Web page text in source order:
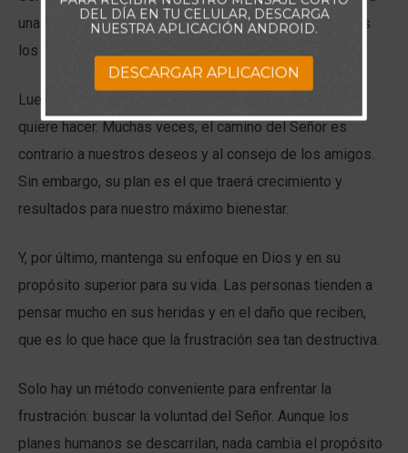
una respuesta sabia y correcta, porque Él conoce todos
los hechos.
Luego, obedezca su dirección, aunque no sea lo que
quiere hacer. Muchas veces, el camino del Señor es
contrario a nuestros deseos y al consejo de los amigos.
Sin embargo, su plan es el que traerá crecimiento y
resultados para nuestro máximo bienestar.
Y, por último, mantenga su enfoque en Dios y en su
propósito superior para su vida. Las personas tienden a
pensar mucho en sus heridas y en el daño que reciben,
que es lo que hace que la frustración sea tan destructiva.
Solo hay un método conveniente para enfrentar la
frustración: buscar la voluntad del Señor. Aunque los
planes humanos se descarrilan, nada cambia el propósito
DEL DÍA EN TU CELULAR, DESCARGA
NUESTRA APLICACIÓN ANDROID.
DESCARGAR APLICACION